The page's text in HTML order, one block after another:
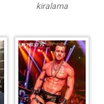
kiralama